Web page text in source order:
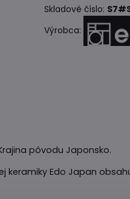
Skladové číslo:
Výrobca:
pôvodu Japonsko.
Edo Japan